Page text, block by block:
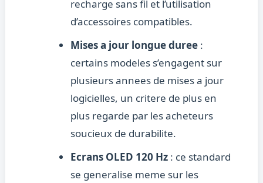
recharge sans fil et l’utilisation
d’accessoires compatibles.
Mises a jour longue duree:
certains modeles s’engagent sur
plusieurs annees de mises a jour
logicielles, un critere de plus en
plus regarde par les acheteurs
soucieux de durabilite.
Ecrans OLED 120 Hz: ce standard
se generalise meme sur les